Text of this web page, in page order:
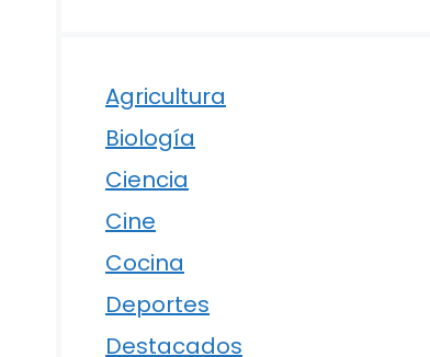
Agricultura
Biología
Ciencia
Cine
Cocina
Deportes
Destacados